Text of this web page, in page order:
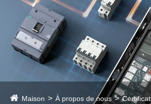
Maison À propos de nous Certificat